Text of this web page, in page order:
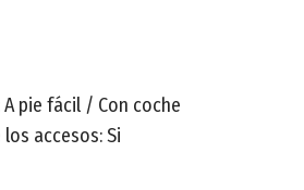
pie fácil / Con coche
accesos: Si